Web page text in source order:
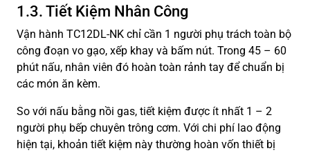
1.3. Tiết Kiệm Nhân Công
Vận hành TC12DL-NK chỉ cần 1 người phụ trách toàn bộ
công đoạn vo gạo, xếp khay và bấm nút. Trong 45 – 60
phút nấu, nhân viên đó hoàn toàn rảnh tay để chuẩn bị
các món ăn kèm.
So với nấu bằng nồi gas, tiết kiệm được ít nhất 1 – 2
người phụ bếp chuyên trông cơm. Với chi phí lao động
hiện tại, khoản tiết kiệm này thường hoàn vốn thiết bị